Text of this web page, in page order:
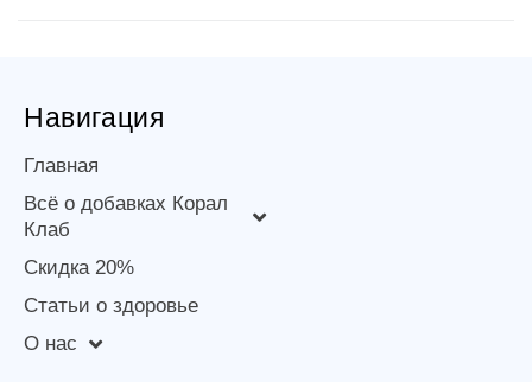
Навигация
Главная
Всё о добавках Корал
Клаб
Скидка 20%
Статьи о здоровье
О нас